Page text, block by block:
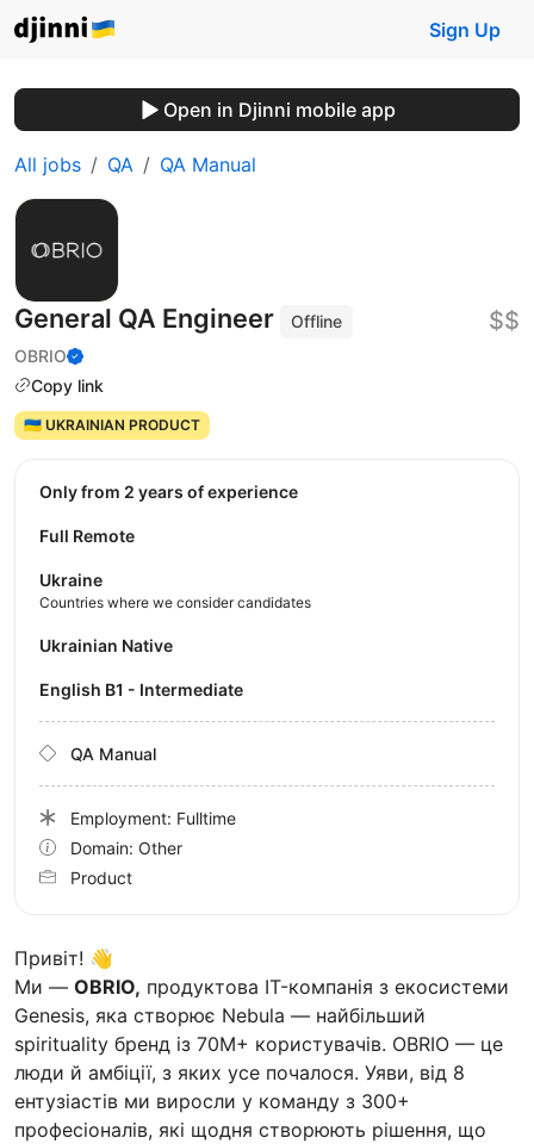
Sign Up
Open in Djinni mobile app
All jobs QA QA Manual
General QA Engineer
Offline
OBRIO
Copy link
$$
🇺🇦 UKRAINIAN PRODUCT
Привіт! 👋
Ми — OBRIO, продуктова IT-компанія з екосистеми
Genesis, яка створює Nebula — найбільший
spirituality бренд із 70M+ користувачів. OBRIO — це
люди й амбіції, з яких усе почалося. Уяви, від 8
ентузіастів ми виросли у команду з 300+
професіоналів, які щодня створюють рішення, що
Only from 2 years of experience
Full Remote
Ukraine
Countries where we consider candidates
Ukrainian Native
English B1 - Intermediate
QA Manual
Employment: Fulltime
Domain: Other
Product